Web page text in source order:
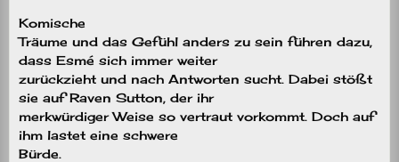
Komische
Träume und das Gefühl anders zu sein führen dazu,
dass Esmé sich immer weiter
zurückzieht und nach Antworten sucht. Dabei stößt
sie auf Raven Sutton, der ihr
merkwürdiger Weise so vertraut vorkommt. Doch auf
ihm lastet eine schwere
Bürde.